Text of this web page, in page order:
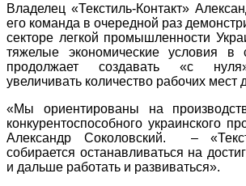
Владелец «Текстиль-Контакт»
его команда в очередной раз
секторе легкой промышленности
тяжелые экономические условия в
продолжает создавать «с нуля»
увеличивать количество рабочих мест
«Мы ориентированы на
конкурентоспособного украинского
Александр Соколовский. –
собирается останавливаться на
и дальше работать и развиваться».